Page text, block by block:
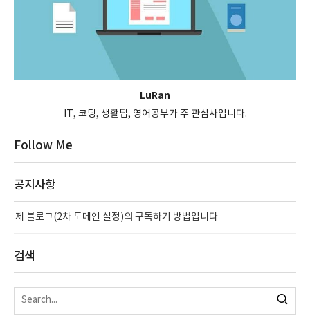
LuRan
IT, 코딩, 생활팁, 영어공부가 주 관심사입니다.
Follow Me
공지사항
제 블로그(2차 도메인 설정)의 구독하기 방법입니다
검색